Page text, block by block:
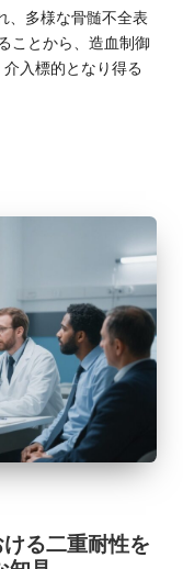
、多様な骨髄不全表
ことから、造血制御
入標的となり得る
る二重耐性を